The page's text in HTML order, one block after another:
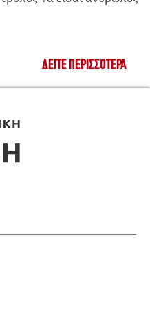
ΔΕΊΤΕ ΠΕΡΙΣΣΌΤΕΡΑ